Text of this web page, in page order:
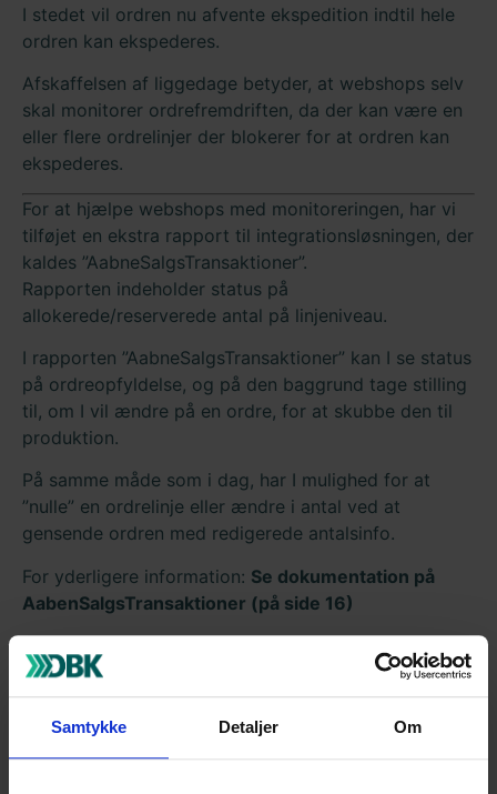
Samtykke Detaljer Om
I stedet vil ordren nu afvente ekspedition indtil hele
ordren kan ekspederes.
Afskaffelsen af liggedage betyder, at webshops selv
skal monitorer ordrefremdriften, da der kan være en
eller flere ordrelinjer der blokerer for at ordren kan
ekspederes.
For at hjælpe webshops med monitoreringen, har vi
tilføjet en ekstra rapport til integrationsløsningen, der
kaldes ”AabneSalgsTransaktioner”.
Rapporten indeholder status på
allokerede/reserverede antal på linjeniveau.
I rapporten ”AabneSalgsTransaktioner” kan I se status
på ordreopfyldelse, og på den baggrund tage stilling
til, om I vil ændre på en ordre, for at skubbe den til
produktion.
På samme måde som i dag, har I mulighed for at
”nulle” en ordrelinje eller ændre i antal ved at
gensende ordren med redigerede antalsinfo.
For yderligere information: Se dokumentation på
AabenSalgsTransaktioner (på side 16)